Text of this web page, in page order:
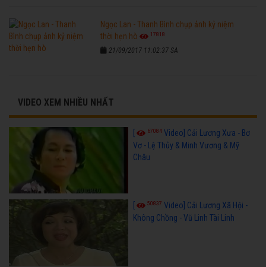
Ngọc Lan - Thanh Bình chụp ảnh kỷ niệm
thời hẹn hò
17818
21/09/2017 11:02:37 SA
VIDEO XEM NHIỀU NHẤT
[ 67084 Video] Cải Lương Xưa - Bơ
Vơ - Lệ Thủy & Minh Vương & Mỹ
Châu
50837 Video] Cải Lương Xã Hội -
Không Chồng - Vũ Linh Tài Linh